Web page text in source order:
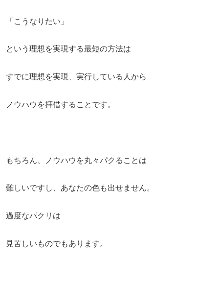
「こうなりたい」
という理想を実現する最短の方法は
すでに理想を実現、実行している人から
ノウハウを拝借することです。
もちろん、ノウハウを丸々パクることは
難しいですし、あなたの色も出せません。
過度なパクリは
見苦しいものでもあります。